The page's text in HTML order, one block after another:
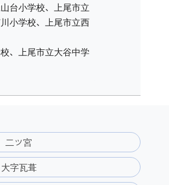
台小学校、上尾市立
小学校、上尾市立西
、上尾市立大谷中学
二ツ宮
大字瓦葺